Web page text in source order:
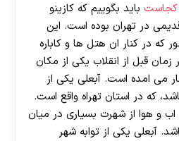
کجاست باید بگوییم که کازینو
در تهران بوده است. این
که در کنار ان هتل ها و کاباره
قبل از انقلاب یکی از مکان
می امده است. آبعلی یکی از
که در استان تهراه واقع است.
و هوا از شهرت بسیاری در میان
آبعلی یکی از توابه شهر